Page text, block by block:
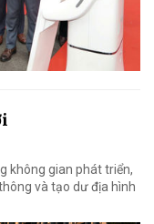
không gian phát triển,
và tạo dư địa hình